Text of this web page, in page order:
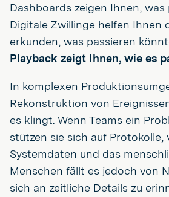
Dashboards zeigen Ihnen, was
Digitale Zwillinge helfen Ihnen
erkunden, was passieren
Playback zeigt Ihnen, wie es
In komplexen
Rekonstruktion von
es klingt. Wenn Teams ein
stützen sie sich auf Protokolle,
Systemdaten und das
Menschen fällt es jedoch von
sich an zeitliche Details zu